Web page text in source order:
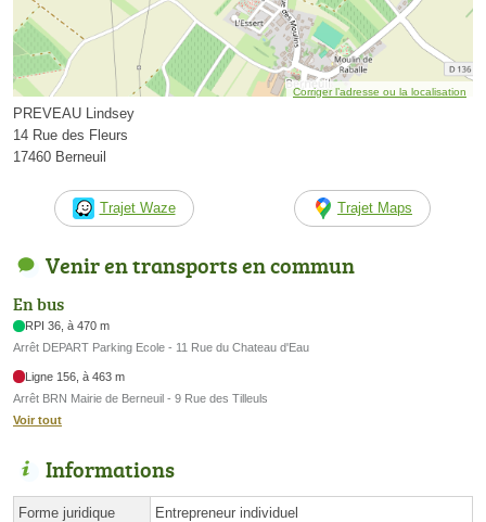
Corriger l’adresse ou la localisation
PREVEAU Lindsey
14 Rue des Fleurs
17460 Berneuil
Trajet Waze Trajet Maps
Venir en transports en commun
En bus
RPI 36, à 470 m
Arrêt DEPART Parking Ecole - 11 Rue du Chateau d'Eau
Ligne 156, à 463 m
Arrêt BRN Mairie de Berneuil - 9 Rue des Tilleuls
Voir tout
Informations
Forme juridique Entrepreneur individuel